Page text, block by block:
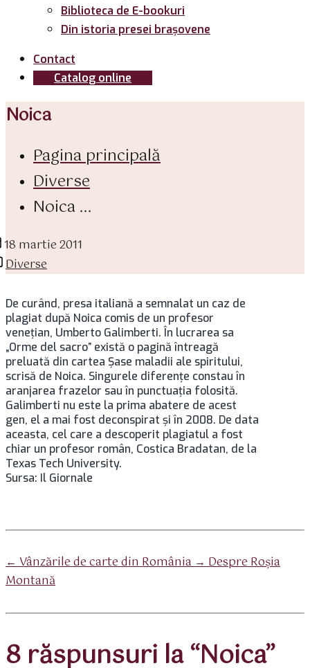
Biblioteca de E-bookuri
Din istoria presei brașovene
Contact
Catalog online
Noica
Pagina principală
Diverse
Noica ...
18 martie 2011
Diverse
De curând, presa italiană a semnalat un caz de
plagiat după Noica comis de un profesor
venețian, Umberto Galimberti. În lucrarea sa
„Orme del sacro” există o pagină întreagă
preluată din cartea Șase maladii ale spiritului,
scrisă de Noica. Singurele diferențe constau în
aranjarea frazelor sau în punctuația folosită.
Galimberti nu este la prima abatere de acest
gen, el a mai fost deconspirat și în 2008. De data
aceasta, cel care a descoperit plagiatul a fost
chiar un profesor român, Costica Bradatan, de la
Texas Tech University.
Sursa: Il Giornale
la
navigare
←Vânzările de carte din România→Despre Roşia
Montană
8 răspunsuri la “Noica”